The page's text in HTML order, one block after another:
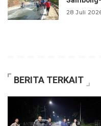
28 Juli
BERITA TERKAIT